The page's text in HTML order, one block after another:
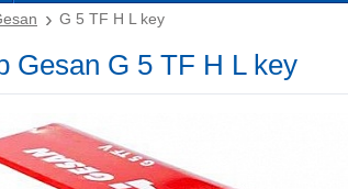
G 5 TF H L key
Gesan G 5 TF H L key